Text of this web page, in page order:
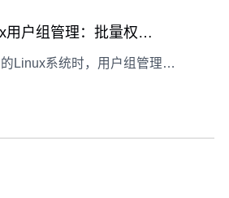
美国VPS Linux用户组管理：批量权限与ACL实操指南
在使用美国VPS的Linux系统时，用户组管理、批量权限分配及ACL（访问控制列表）是提升权限管理效率的核心工具。本文结合实操步骤与场景案例，详解如何通过这些功能实现灵活高效的权限控制。